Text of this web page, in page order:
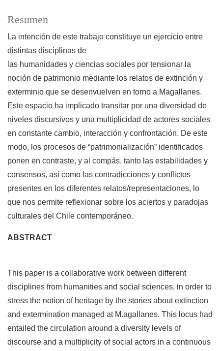
Resumen
La intención de este trabajo constituye un ejercicio entre
distintas disciplinas de
las humanidades y ciencias sociales por tensionar la
noción de patrimonio mediante los relatos de extinción y
exterminio que se desenvuelven en torno a Magallanes.
Este espacio ha implicado transitar por una diversidad de
niveles discursivos y una multiplicidad de actores sociales
en constante cambio, interacción y confrontación. De este
modo, los procesos de “patrimonialización” identificados
ponen en contraste, y al compás, tanto las estabilidades y
consensos, así como las contradicciones y conflictos
presentes en los diferentes relatos/representaciones, lo
que nos permite reflexionar sobre los aciertos y paradojas
culturales del Chile contemporáneo.
ABSTRACT
This paper is a collaborative work between different
disciplines from humanities and social sciences, in order to
stress the notion of heritage by the stories about extinction
and extermination managed at M.agallanes. This locus had
entailed the circulation around a diversity levels of
discourse and a multiplicity of social actors in a continuous